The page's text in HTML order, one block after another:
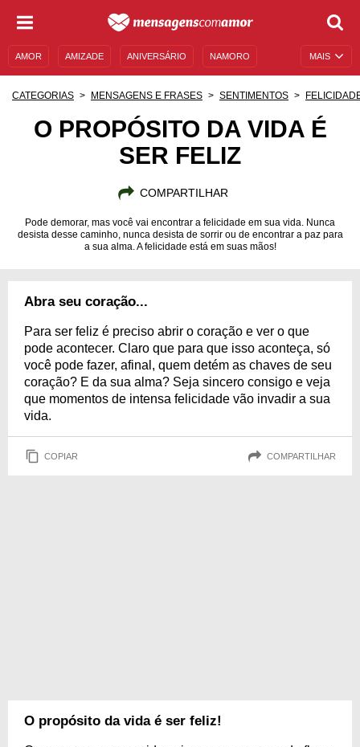
MAIS
AMOR AMIZADE ANIVERSÁRIO NAMORO
AUTOAJUDA
MENSAGENS DE ANIVERSÁRIO
CATEGORIAS MENSAGENS E FRASES SENTIMENTOS
O PROPÓSITO DA VIDA É
SER FELIZ
COMPARTILHAR
Pode demorar, mas você vai encontrar a felicidade em sua vida. Nunca
desista desse caminho, nunca desista de sorrir ou de encontrar a paz para
a sua alma. A felicidade está em suas mãos!
Abra seu coração...
Para ser feliz é preciso abrir o coração e ver o que
pode acontecer. Claro que para que isso aconteça, só
você pode fazer, afinal, quem detém as chaves de seu
coração? E da sua alma? Seja sincero consigo e veja
que momentos de intensa felicidade vão invadir a sua
vida.
COPIAR COMPARTILHAR
O propósito da vida é ser feliz!